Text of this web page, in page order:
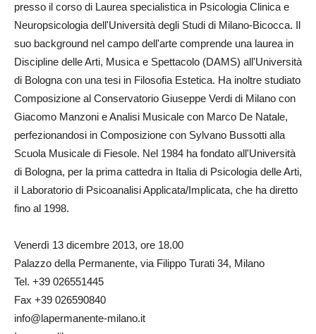
presso il corso di Laurea specialistica in Psicologia Clinica e
Neuropsicologia dell'Università degli Studi di Milano-Bicocca. Il
suo background nel campo dell'arte comprende una laurea in
Discipline delle Arti, Musica e Spettacolo (DAMS) all'Università
di Bologna con una tesi in Filosofia Estetica. Ha inoltre studiato
Composizione al Conservatorio Giuseppe Verdi di Milano con
Giacomo Manzoni e Analisi Musicale con Marco De Natale,
perfezionandosi in Composizione con Sylvano Bussotti alla
Scuola Musicale di Fiesole. Nel 1984 ha fondato all'Università
di Bologna, per la prima cattedra in Italia di Psicologia delle Arti,
il Laboratorio di Psicoanalisi Applicata/Implicata, che ha diretto
fino al 1998.
Venerdì 13 dicembre 2013, ore 18.00
Palazzo della Permanente, via Filippo Turati 34, Milano
Tel. +39 026551445
Fax +39 026590840
info@lapermanente-milano.it